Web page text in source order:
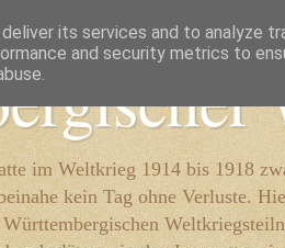
im Weltkrieg 1914 bis 1918
kein Tag ohne Verluste.
its services and to analyze
and security metrics to